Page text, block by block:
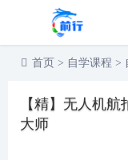
首页 > 自学课程 >
【精】无人机
大师